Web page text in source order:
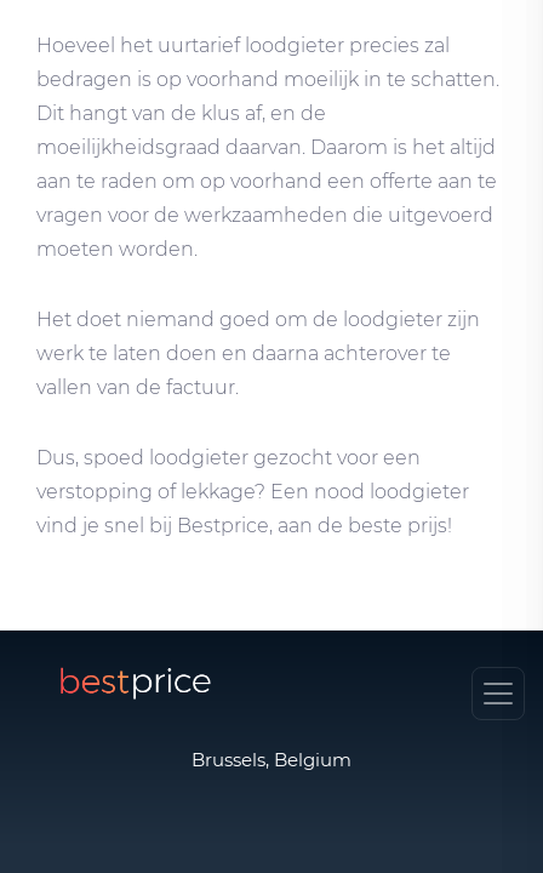
Hoeveel het uurtarief loodgieter precies zal
bedragen is op voorhand moeilijk in te schatten.
Dit hangt van de klus af, en de
moeilijkheidsgraad daarvan. Daarom is het altijd
aan te raden om op voorhand een offerte aan te
vragen voor de werkzaamheden die uitgevoerd
moeten worden.
Het doet niemand goed om de loodgieter zijn
werk te laten doen en daarna achterover te
vallen van de factuur.
Dus, spoed loodgieter gezocht voor een
verstopping of lekkage? Een nood loodgieter
vind je snel bij Bestprice, aan de beste prijs!
Brussels, Belgium